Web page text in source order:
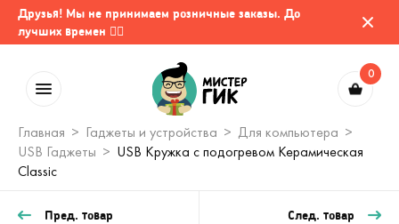
Друзья! Мы не принимаем розничные заказы. До
лучших времен 🤷‍♂️
0
Главная Гаджеты и устройства
Для компьютера
USB Гаджеты
USB Кружка с подогревом Керамическая
Classic
Пред. товар След. товар